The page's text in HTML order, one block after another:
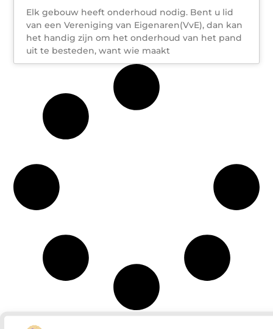
Elk gebouw heeft onderhoud nodig. Bent u lid
van een Vereniging van Eigenaren(VvE), dan kan
het handig zijn om het onderhoud van het pand
uit te besteden, want wie maakt
Categorieën
Entertainment
Onderwijs